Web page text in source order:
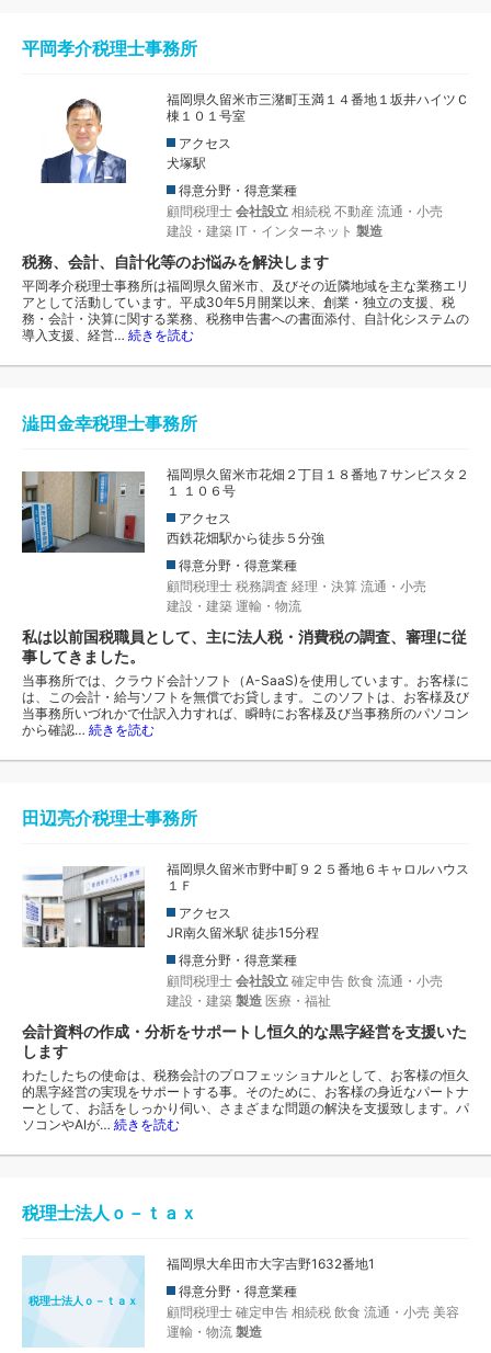
平岡孝介税理士事務所
福岡県久留米市三潴町玉満１４番地１坂井ハイツＣ
棟１０１号室
アクセス
犬塚駅
得意分野・得意業種
顧問税理士 会社設立 相続税 不動産 流通・小売
建設・建築 IT・インターネット 製造
税務、会計、自計化等のお悩みを解決します
平岡孝介税理士事務所は福岡県久留米市、及びその近隣地域を主な業務エリ
アとして活動しています。平成30年5月開業以来、創業・独立の支援、税
務・会計・決算に関する業務、税務申告書への書面添付、自計化システムの
導入支援、経営… 続きを読む
澁田金幸税理士事務所
福岡県久留米市花畑２丁目１８番地７サンビスタ２
１ １０６号
アクセス
西鉄花畑駅から徒歩５分強
得意分野・得意業種
顧問税理士 税務調査 経理・決算 流通・小売
建設・建築 運輸・物流
私は以前国税職員として、主に法人税・消費税の調査、審理に従
事してきました。
当事務所では、クラウド会計ソフト（A-SaaS)を使用しています。お客様に
は、この会計・給与ソフトを無償でお貸します。このソフトは、お客様及び
当事務所いづれかで仕訳入力すれば、瞬時にお客様及び当事務所のパソコン
から確認… 続きを読む
田辺亮介税理士事務所
福岡県久留米市野中町９２５番地６キャロルハウス
１Ｆ
アクセス
JR南久留米駅 徒歩15分程
得意分野・得意業種
顧問税理士 会社設立 確定申告 飲食 流通・小売
建設・建築 製造 医療・福祉
会計資料の作成・分析をサポートし恒久的な黒字経営を支援いた
します
わたしたちの使命は、税務会計のプロフェッショナルとして、お客様の恒久
的黒字経営の実現をサポートする事。そのために、お客様の身近なパートナ
ーとして、お話をしっかり伺い、さまざまな問題の解決を支援致します。パ
ソコンやAIが… 続きを読む
税理士法人ｏ－ｔａｘ
税理士法人ｏ－ｔａｘ
福岡県大牟田市大字吉野1632番地1
得意分野・得意業種
顧問税理士 確定申告 相続税 飲食 流通・小売 美容
運輸・物流 製造